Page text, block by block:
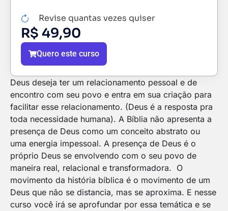
Deus deseja ter um relacionamento pessoal e de
encontro com seu povo e entra em sua criação para
facilitar esse relacionamento. (Deus é a resposta pra
toda necessidade humana). A Bíblia não apresenta a
presença de Deus como um conceito abstrato ou
uma energia impessoal. A presença de Deus é o
próprio Deus se envolvendo com o seu povo de
maneira real, relacional e transformadora. O
movimento da história bíblica é o movimento de um
Deus que não se distancia, mas se aproxima. E nesse
curso você irá se aprofundar por essa temática e se
Revise quantas vezes quiser
R$ 49,90
Quero este curso